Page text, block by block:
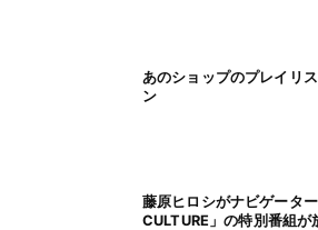
あのショップのプレイリ
ン
藤原ヒロシがナビゲータ
CULTURE」の特別番組が